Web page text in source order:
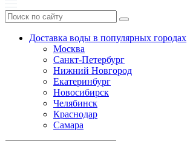
Доставка воды в популярных городах
Москва
Санкт-Петербург
Нижний Новгород
Екатеринбург
Новосибирск
Челябинск
Краснодар
Самара